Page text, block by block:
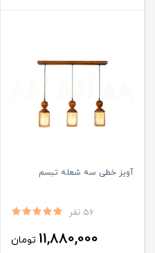
آویز خطی سه شعله تبسم
56 نفر
11,880,000 تومان